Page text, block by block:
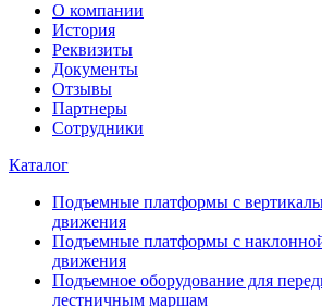
О компании
История
Реквизиты
Документы
Отзывы
Партнеры
Сотрудники
Каталог
Подъемные платформы с
движения
Подъемные платформы с
движения
Подъемное оборудование для
лестничным маршам